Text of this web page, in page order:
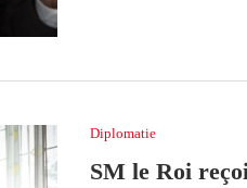
Diplomatie
SM le Roi